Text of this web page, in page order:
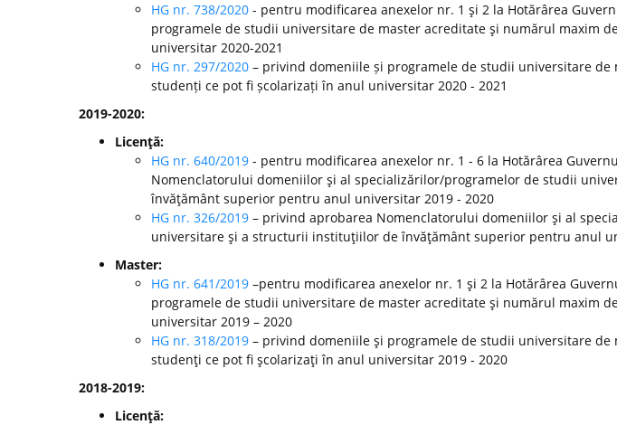
HG nr. 738/2020 - pentru modificarea anexelor nr. 1 şi 2 la Hotărârea
programele de studii universitare de master acreditate şi numărul maxim
universitar 2020-2021
HG nr. 297/2020 – privind domeniile și programele de studii universitare
studenți ce pot fi școlarizați în anul universitar 2020 - 2021
2019-2020:
Licenţă:
HG nr. 640/2019 - pentru modificarea anexelor nr. 1 - 6 la Hotărârea
Nomenclatorului domeniilor şi al specializărilor/programelor de studii
învăţământ superior pentru anul universitar 2019 - 2020
HG nr. 326/2019 – privind aprobarea Nomenclatorului domeniilor şi al
universitare şi a structurii instituţiilor de învăţământ superior pentru anul
Master:
HG nr. 641/2019 –pentru modificarea anexelor nr. 1 şi 2 la Hotărârea
programele de studii universitare de master acreditate şi numărul maxim
universitar 2019 – 2020
HG nr. 318/2019 – privind domeniile şi programele de studii universitare
studenţi ce pot fi şcolarizaţi în anul universitar 2019 - 2020
2018-2019:
Licenţă: